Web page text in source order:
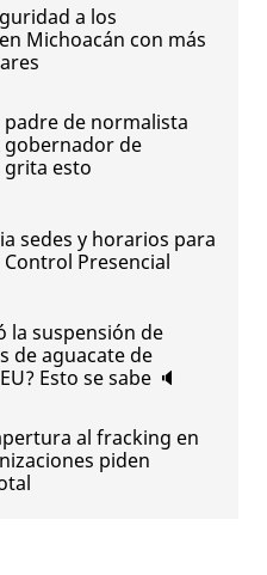
a los
Michoacán con más
padre de normalista
gobernador de
grita esto
sedes y horarios para
Control Presencial
la suspensión de
de aguacate de
Esto se sabe 🔈
al fracking en
piden